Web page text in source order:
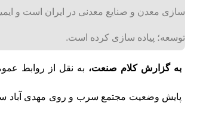
توسعه؛ پیاده سازی کرده است.
به گزارش کلام صنعت، به نقل از روابط